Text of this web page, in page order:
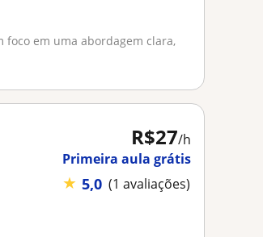
foco em uma abordagem clara,
R$27/h
Primeira aula grátis
★ 5,0 (1 avaliações)